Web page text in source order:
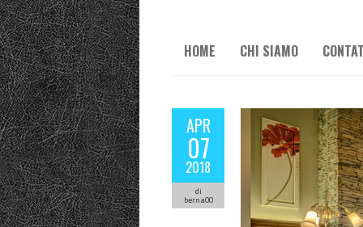
HOME CHI SIAMO
APR
07
2018
di
berna00